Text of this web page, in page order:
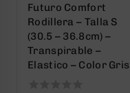
Futuro Comfort
Rodillera – Talla S
(30.5 – 36.8cm) –
Transpirable –
Elastico – Color Gris